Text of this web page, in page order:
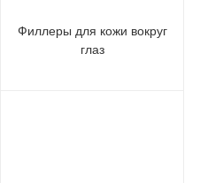
Филлеры для кожи вокруг
глаз